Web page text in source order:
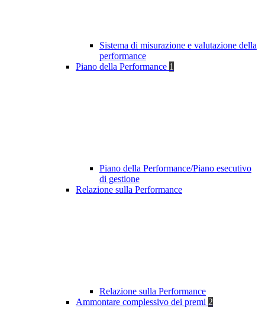
Sistema di misurazione e valutazione della
performance
Piano della Performance 1
Piano della Performance/Piano esecutivo
di gestione
Relazione sulla Performance
Relazione sulla Performance
Ammontare complessivo dei premi 2